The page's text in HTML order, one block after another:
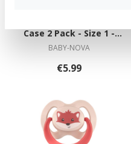
Case 2 Pack - Size 1 -
Bears
BABY-NOVA
€5.99